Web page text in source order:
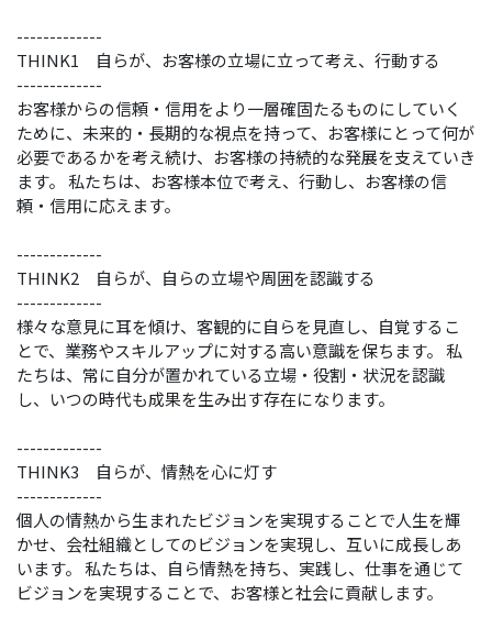
-------------
THINK1 自らが、お客様の立場に立って考え、行動する
-------------
お客様からの信頼・信用をより一層確固たるものにしていく
ために、未来的・長期的な視点を持って、お客様にとって何が
必要であるかを考え続け、お客様の持続的な発展を支えていき
ます。 私たちは、お客様本位で考え、行動し、お客様の信
頼・信用に応えます。
-------------
THINK2 自らが、自らの立場や周囲を認識する
-------------
様々な意見に耳を傾け、客観的に自らを見直し、自覚するこ
とで、業務やスキルアップに対する高い意識を保ちます。 私
たちは、常に自分が置かれている立場・役割・状況を認識
し、いつの時代も成果を生み出す存在になります。
-------------
THINK3 自らが、情熱を心に灯す
-------------
個人の情熱から生まれたビジョンを実現することで人生を輝
かせ、会社組織としてのビジョンを実現し、互いに成長しあ
います。 私たちは、自ら情熱を持ち、実践し、仕事を通じて
ビジョンを実現することで、お客様と社会に貢献します。